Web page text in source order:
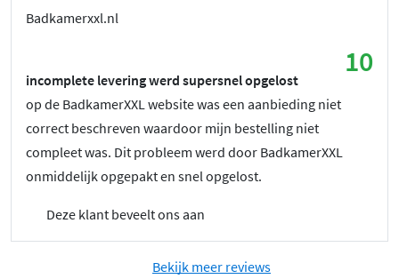
Badkamerxxl.nl
10
incomplete levering werd supersnel opgelost
op de BadkamerXXL website was een aanbieding niet
correct beschreven waardoor mijn bestelling niet
compleet was. Dit probleem werd door BadkamerXXL
onmiddelijk opgepakt en snel opgelost.
Deze klant beveelt ons aan
Bekijk meer reviews